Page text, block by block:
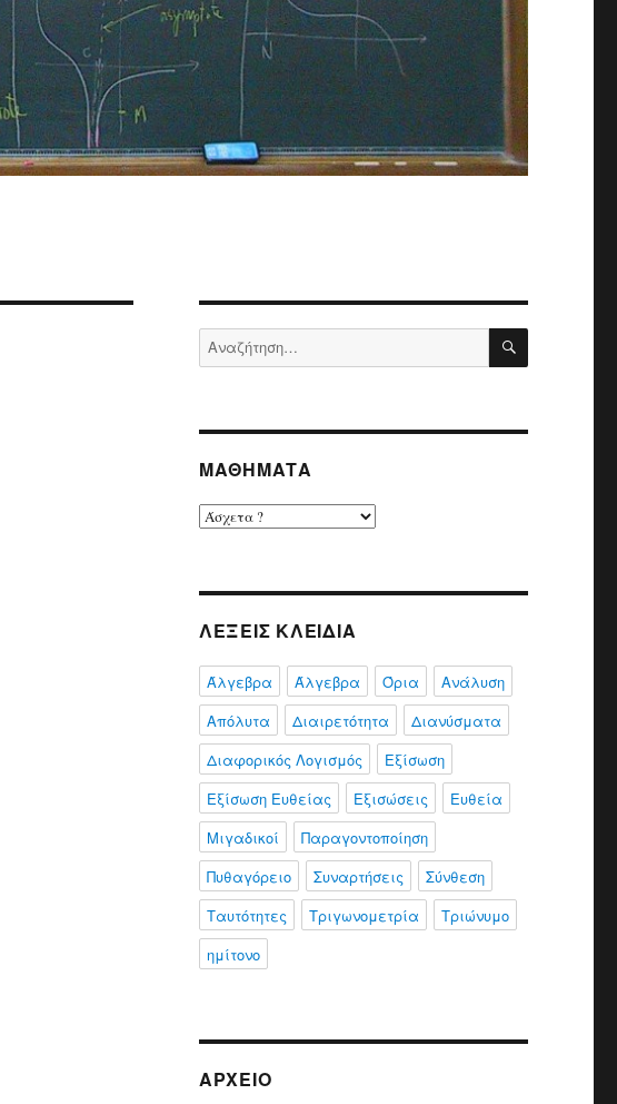
Αναζήτηση
για:
ΜΑΘΉΜΑΤΑ
Μαθήματα
ΛΈΞΕΙΣ ΚΛΕΙΔΙΆ
Άλγεβρα Άλγεβρα Όρια
Ανάλυση
Απόλυτα
Διαιρετότητα
Διανύσματα
Διαφορικός Λογισμός
Εξίσωση
Εξίσωση Ευθείας
Εξισώσεις
Ευθεία
Μιγαδικοί
Παραγοντοποίηση
Πυθαγόρειο
Συναρτήσεις
Σύνθεση
Ταυτότητες
Τριγωνομετρία
Τριώνυμο
ημίτονο
ΑΡΧΕΊΟ